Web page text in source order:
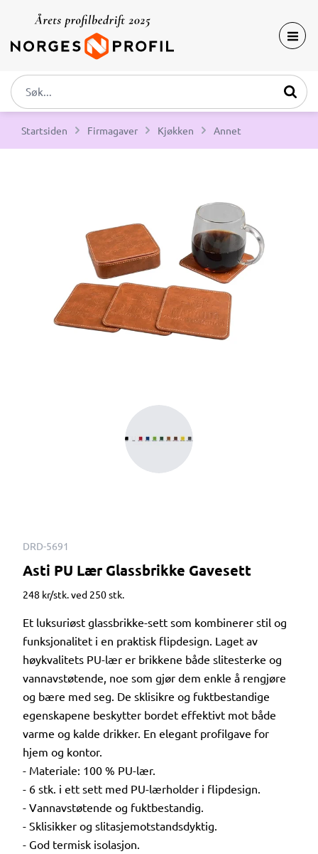
Startsiden Firmagaver Kjøkken Annet
DRD-5691
Asti PU Lær Glassbrikke Gavesett
248 kr/stk. ved 250 stk.
Et luksuriøst glassbrikke-sett som kombinerer stil og
funksjonalitet i en praktisk flipdesign. Laget av
høykvalitets PU-lær er brikkene både slitesterke og
vannavstøtende, noe som gjør dem enkle å rengjøre
og bære med seg. De sklisikre og fuktbestandige
egenskapene beskytter bordet effektivt mot både
varme og kalde drikker. En elegant profilgave for
hjem og kontor.
- Materiale: 100 % PU-lær.
- 6 stk. i ett sett med PU-lærholder i flipdesign.
- Vannavstøtende og fuktbestandig.
- Sklisikker og slitasjemotstandsdyktig.
- God termisk isolasjon.